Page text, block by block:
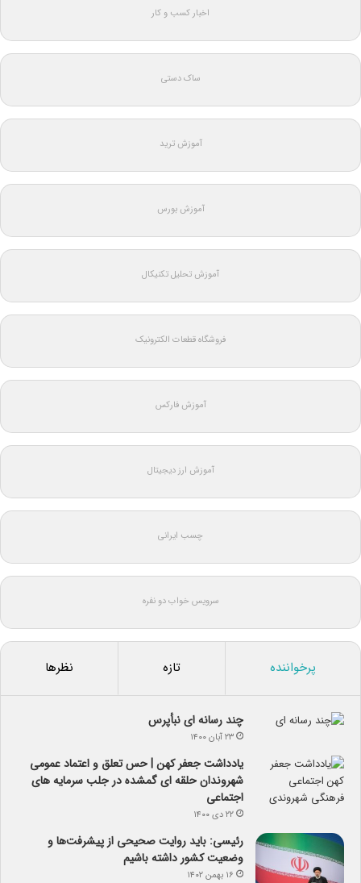
اخبار کسب و کار
ساک دستی
آموزش ترید
آموزش بورس
آموزش تحلیل تکنیکال
فروشگاه قطعات الکترونیک
آموزش فارکس
آموزش ارز دیجیتال
چسب ایرانی
سرویس خواب دو نفره
پرخواننده تازه نظرها
چند رسانه ای نبأپرس
۲۳ آبان ۱۴۰۰
یادداشت جعفر کهن | حس تعلق و اعتماد عمومی
شهروندان حلقه ای گمشده در جلب سرمایه های
اجتماعی
۲۲ دی ۱۴۰۰
رئیسی: باید روایت صحیحی از پیشرفت‌ها و
وضعیت کشور داشته باشیم
۱۶ بهمن ۱۴۰۲